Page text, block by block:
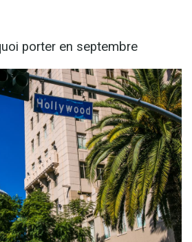
porter en septembre